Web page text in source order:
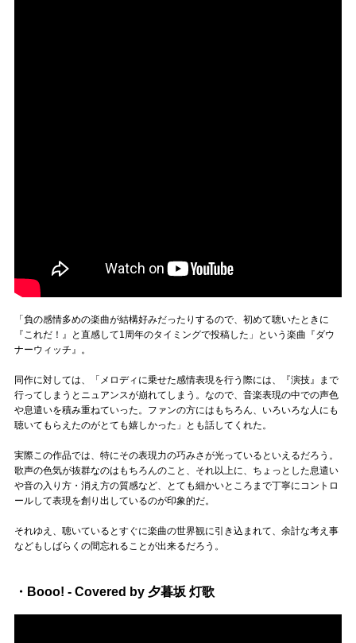
「負の感情多めの楽曲が結構好みだったりするので、初めて聴いたときに
『これだ！』と直感して1周年のタイミングで投稿した」という楽曲『ダウ
ナーウィッチ』。
同作に対しては、「メロディに乗せた感情表現を行う際には、『演技』まで
行ってしまうとニュアンスが崩れてしまう。なので、音楽表現の中での声色
や息遣いを積み重ねていった。ファンの方にはもちろん、いろいろな人にも
聴いてもらえたのがとても嬉しかった」とも話してくれた。
実際この作品では、特にその表現力の巧みさが光っているといえるだろう。
歌声の色気が抜群なのはもちろんのこと、それ以上に、ちょっとした息遣い
や音の入り方・消え方の質感など、とても細かいところまで丁寧にコントロ
ールして表現を創り出しているのが印象的だ。
それゆえ、聴いているとすぐに楽曲の世界観に引き込まれて、余計な考え事
などもしばらくの間忘れることが出来るだろう。
・Booo! - Covered by 夕暮坂 灯歌